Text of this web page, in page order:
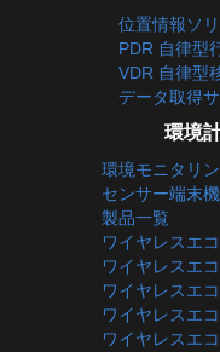
位置情報ソ
PDR 自律型
VDR 自律型
データ取得
環境
環境モニタリ
センサー端末
製品一覧
ワイヤレスエ
ワイヤレスエ
ワイヤレスエ
ワイヤレスエ
ワイヤレスエ